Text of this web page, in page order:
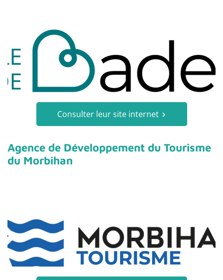
Consulter leur site internet
Agence de Développement du Tourisme
du Morbihan